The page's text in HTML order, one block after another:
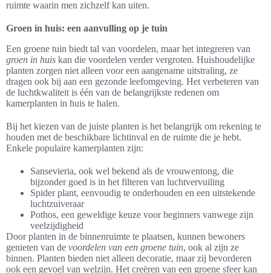
ruimte waarin men zichzelf kan uiten.
Groen in huis: een aanvulling op je tuin
Een groene tuin biedt tal van voordelen, maar het integreren van
groen in huis kan die voordelen verder vergroten. Huishoudelijke
planten zorgen niet alleen voor een aangename uitstraling, ze
dragen ook bij aan een gezonde leefomgeving. Het verbeteren van
de luchtkwaliteit is één van de belangrijkste redenen om
kamerplanten in huis te halen.
Bij het kiezen van de juiste planten is het belangrijk om rekening te
houden met de beschikbare lichtinval en de ruimte die je hebt.
Enkele populaire kamerplanten zijn:
Sansevieria, ook wel bekend als de vrouwentong, die
bijzonder goed is in het filteren van luchtvervuiling
Spider plant, eenvoudig te onderhouden en een uitstekende
luchtzuiveraar
Pothos, een geweldige keuze voor beginners vanwege zijn
veelzijdigheid
Door planten in de binnenruimte te plaatsen, kunnen bewoners
genieten van de voordelen van een groene tuin, ook al zijn ze
binnen. Planten bieden niet alleen decoratie, maar zij bevorderen
ook een gevoel van welzijn. Het creëren van een groene sfeer kan